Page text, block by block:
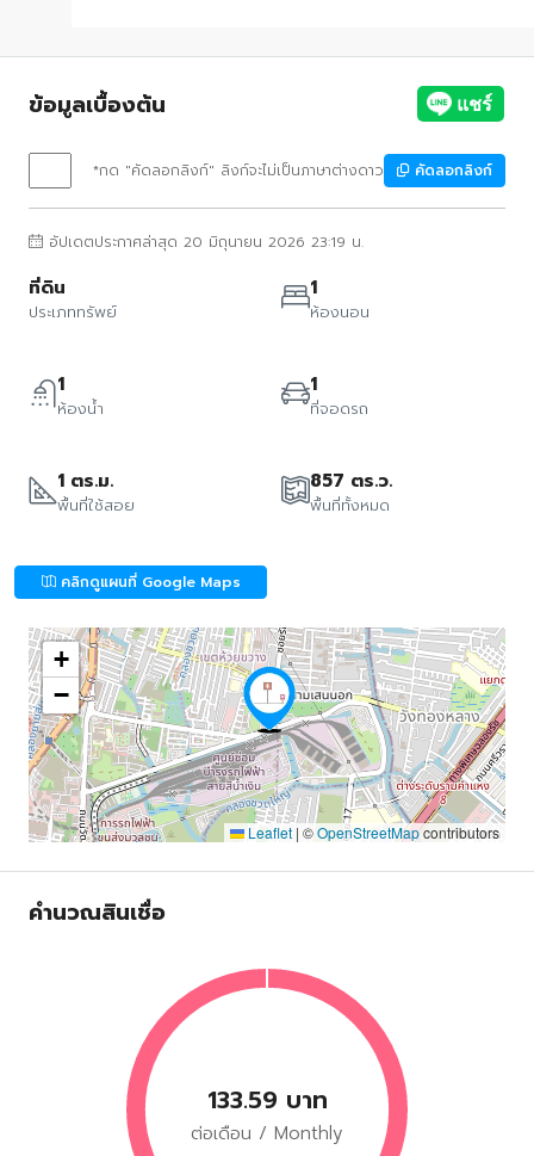
ข้อมูลเบื้องต้น
*กด "คัดลอกลิงก์" ลิงก์จะไม่เป็นภาษาต่างดาว คัดลอกลิงก์
อัปเดตประกาศล่าสุด 20 มิถุนายน 2026 23:19 น.
ที่ดิน
ประเภททรัพย์
1
ห้องนอน
1
ห้องน้ำ
1
ที่จอดรถ
1 ตร.ม.
พื้นที่ใช้สอย
857 ตร.ว.
พื้นที่ทั้งหมด
คลิกดูแผนที่ Google Maps
+
−
Leaflet | ©OpenStreetMapcontributors
คำนวณสินเชื่อ
133.59 บาท
ต่อเดือน / Monthly